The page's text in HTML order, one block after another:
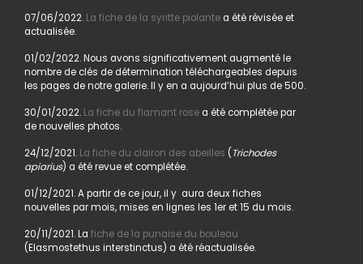
07/06/2022. La fiche de la syritte piolantea été révisée et
actualisée.
01/02/2022. Nous avons significativement augmenté le
nombre de clés de détermination téléchargeables depuis
les pages de notre galerie. Il y en a aujourd’hui plus de 500.
30/01/2022. La fiche du flamant rosea été complétée par
de nouvelles photos.
24/12/2021. La fiche du clairon des abeilles (Trichodes
apiarius) a été revue et complétée.
01/12/2021. A partir de ce jour, il y aura deux fiches
nouvelles par mois, mises en lignes les 1er et 15 du mois.
20/11/2021. La fiche de la punaise du bouleau
(Elasmostethus interstinctus) a été réactualisée.